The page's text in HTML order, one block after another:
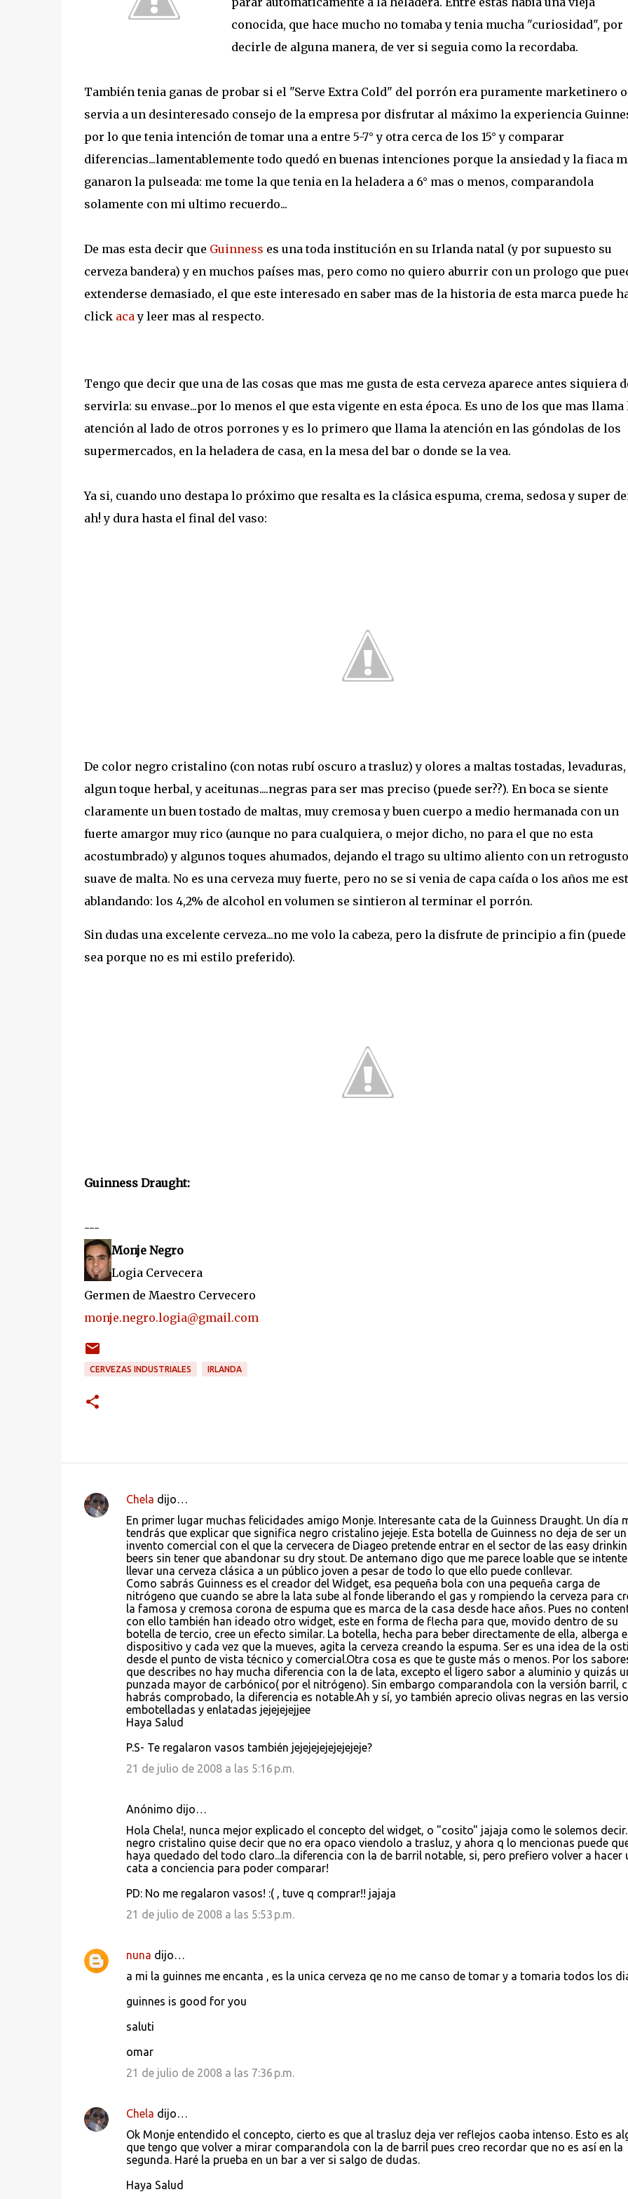
conocida, que hace mucho no tomaba y tenia mucha "curiosidad", por
decirle de alguna manera, de ver si seguia como la recordaba.
También tenia ganas de probar si el "Serve Extra Cold" del porrón era puramente marketinero o
servia a un desinteresado consejo de la empresa por disfrutar al máximo la experiencia
por lo que tenia intención de tomar una a entre 5-7° y otra cerca de los 15° y comparar
diferencias...lamentablemente todo quedó en buenas intenciones porque la ansiedad y la fiaca
ganaron la pulseada: me tome la que tenia en la heladera a 6° mas o menos, comparandola
solamente con mi ultimo recuerdo...
De mas esta decir que Guinness es una toda institución en su Irlanda natal (y por supuesto su
cerveza bandera) y en muchos países mas, pero como no quiero aburrir con un prologo que
extenderse demasiado, el que este interesado en saber mas de la historia de esta marca puede
click acay leer mas al respecto.
Tengo que decir que una de las cosas que mas me gusta de esta cerveza aparece antes siquiera
servirla: su envase...por lo menos el que esta vigente en esta época. Es uno de los que mas llama
atención al lado de otros porrones y es lo primero que llama la atención en las góndolas de los
supermercados, en la heladera de casa, en la mesa del bar o donde se la vea.
Ya si, cuando uno destapa lo próximo que resalta es la clásica espuma, crema, sedosa y super
ah! y dura hasta el final del vaso:
De color negro cristalino (con notas rubí oscuro a trasluz) y olores a maltas tostadas, levaduras,
algun toque herbal, y aceitunas....negras para ser mas preciso (puede ser??). En boca se siente
claramente un buen tostado de maltas, muy cremosa y buen cuerpo a medio hermanada con un
fuerte amargor muy rico (aunque no para cualquiera, o mejor dicho, no para el que no esta
acostumbrado) y algunos toques ahumados, dejando el trago su ultimo aliento con un retrogusto
suave de malta. No es una cerveza muy fuerte, pero no se si venia de capa caída o los años me
ablandando: los 4,2% de alcohol en volumen se sintieron al terminar el porrón.
Sin dudas una excelente cerveza...no me volo la cabeza, pero la disfrute de principio a fin (puede
sea porque no es mi estilo preferido).
Guinness Draught:
---
Monje Negro
Logia Cervecera
Germen de Maestro Cervecero
monje.negro.logia@gmail.com
CERVEZAS INDUSTRIALES IRLANDA
C
Chela dijo…
En primer lugar muchas felicidades amigo Monje. Interesante cata de la Guinness Draught. Un día
tendrás que explicar que significa negro cristalino jejeje. Esta botella de Guinness no deja de ser un
invento comercial con el que la cervecera de Diageo pretende entrar en el sector de las easy
beers sin tener que abandonar su dry stout. De antemano digo que me parece loable que se intente
llevar una cerveza clásica a un público joven a pesar de todo lo que ello puede conllevar.
Como sabrás Guinness es el creador del Widget, esa pequeña bola con una pequeña carga de
nitrógeno que cuando se abre la lata sube al fonde liberando el gas y rompiendo la cerveza para
la famosa y cremosa corona de espuma que es marca de la casa desde hace años. Pues no
con ello también han ideado otro widget, este en forma de flecha para que, movido dentro de su
botella de tercio, cree un efecto similar. La botella, hecha para beber directamente de ella, alberga
dispositivo y cada vez que la mueves, agita la cerveza creando la espuma. Ser es una idea de la
desde el punto de vista técnico y comercial.Otra cosa es que te guste más o menos. Por los
que describes no hay mucha diferencia con la de lata, excepto el ligero sabor a aluminio y quizás
punzada mayor de carbónico( por el nitrógeno). Sin embargo comparandola con la versión barril,
habrás comprobado, la diferencia es notable.Ah y sí, yo también aprecio olivas negras en las
embotelladas y enlatadas jejejejejjee
Haya Salud
P.S- Te regalaron vasos también jejejejejejejejeje?
21 de julio de 2008 a las 5:16 p.m.
Anónimo dijo…
Hola Chela!, nunca mejor explicado el concepto del widget, o "cosito" jajaja como le solemos
negro cristalino quise decir que no era opaco viendolo a trasluz, y ahora q lo mencionas puede
haya quedado del todo claro...la diferencia con la de barril notable, si, pero prefiero volver a hacer
cata a conciencia para poder comparar!
PD: No me regalaron vasos! :( , tuve q comprar!! jajaja
21 de julio de 2008 a las 5:53 p.m.
nuna dijo…
a mi la guinnes me encanta , es la unica cerveza qe no me canso de tomar y a tomaria todos los
guinnes is good for you
saluti
omar
21 de julio de 2008 a las 7:36 p.m.
Chela dijo…
Ok Monje entendido el concepto, cierto es que al trasluz deja ver reflejos caoba intenso. Esto es
que tengo que volver a mirar comparandola con la de barril pues creo recordar que no es así en la
segunda. Haré la prueba en un bar a ver si salgo de dudas.
Haya Salud